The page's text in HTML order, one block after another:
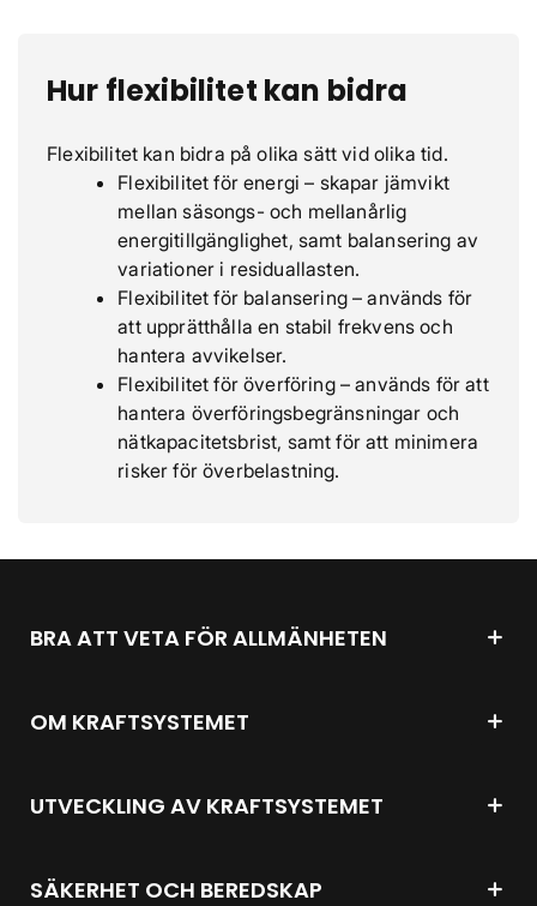
Hur flexibilitet kan bidra
Flexibilitet kan bidra på olika sätt vid olika tid.
Flexibilitet för energi – skapar jämvikt
mellan säsongs- och mellanårlig
energitillgänglighet, samt balansering av
variationer i residuallasten.
Flexibilitet för balansering – används för
att upprätthålla en stabil frekvens och
hantera avvikelser.
Flexibilitet för överföring – används för att
hantera överföringsbegränsningar och
nätkapacitetsbrist, samt för att minimera
risker för överbelastning.
BRA ATT VETA FÖR ALLMÄNHETEN
OM KRAFTSYSTEMET
UTVECKLING AV KRAFTSYSTEMET
SÄKERHET OCH BEREDSKAP